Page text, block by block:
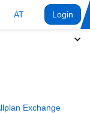
AT Login
Exchange